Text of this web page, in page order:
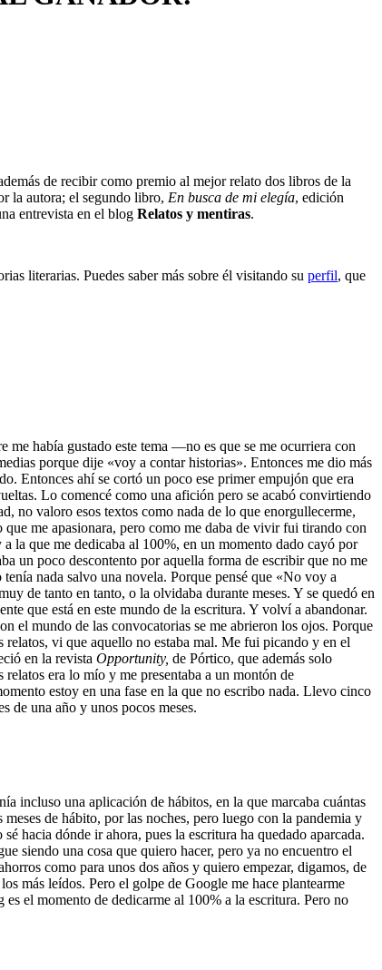
de recibir como premio al mejor relato dos libros de la
la autora; el segundo libro, En busca de mi elegía, edición
entrevista en el blog Relatos y mentiras.
literarias. Puedes saber más sobre él visitando su perfil, que
había gustado este tema —no es que se me ocurriera con
porque dije «voy a contar historias». Entonces me dio más
Entonces ahí se cortó un poco ese primer empujón que era
Lo comencé como una afición pero se acabó convirtiendo
no valoro esos textos como nada de lo que enorgullecerme,
me apasionara, pero como me daba de vivir fui tirando con
la que me dedicaba al 100%, en un momento dado cayó por
un poco descontento por aquella forma de escribir que no me
nada salvo una novela. Porque pensé que «No voy a
de tanto en tanto, o la olvidaba durante meses. Y se quedó en
que está en este mundo de la escritura. Y volví a abandonar.
el mundo de las convocatorias se me abrieron los ojos. Porque
vi que aquello no estaba mal. Me fui picando y en el
en la revista Opportunity, de Pórtico, que además solo
era lo mío y me presentaba a un montón de
estoy en una fase en la que no escribo nada. Llevo cinco
de una año y unos pocos meses.
incluso una aplicación de hábitos, en la que marcaba cuántas
de hábito, por las noches, pero luego con la pandemia y
hacia dónde ir ahora, pues la escritura ha quedado aparcada.
siendo una cosa que quiero hacer, pero ya no encuentro el
como para unos dos años y quiero empezar, digamos, de
más leídos. Pero el golpe de Google me hace plantearme
el momento de dedicarme al 100% a la escritura. Pero no